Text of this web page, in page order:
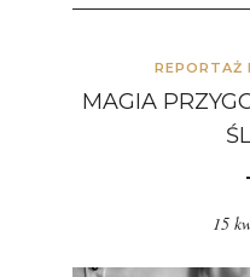
REPORTAŻ
MAGIA
15